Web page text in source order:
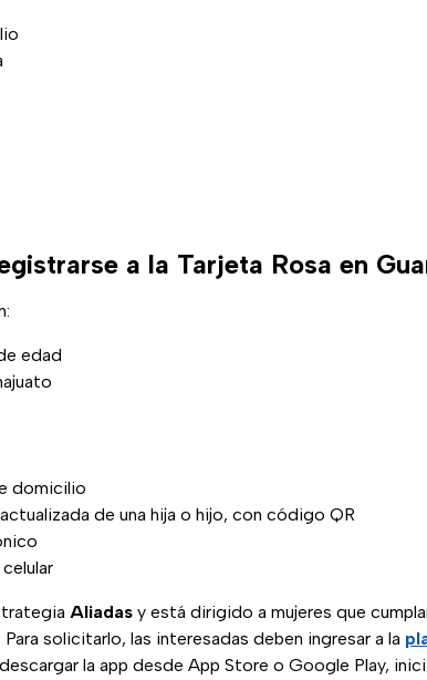
a la Tarjeta Rosa en
edad
domicilio
de una hija o hijo, con código QR
Aliadas y está dirigido a mujeres que
solicitarlo, las interesadas deben ingresar a la
la app desde App Store o Google Play,